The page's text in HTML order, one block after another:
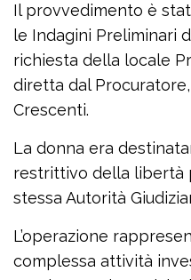
Il provvedimento è
le Indagini Preliminari
richiesta della locale
diretta dal
Crescenti.
La donna era
restrittivo della libertà
stessa Autorità
L’operazione
complessa attività